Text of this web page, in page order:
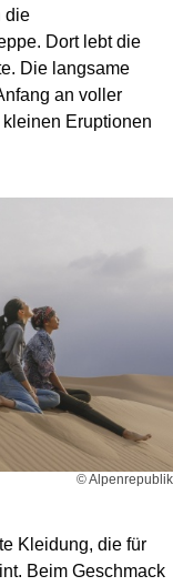
die
Dort lebt die
Die langsame
an voller
Eruptionen
© Alpenrepublik
Kleidung, die für
Beim Geschmack